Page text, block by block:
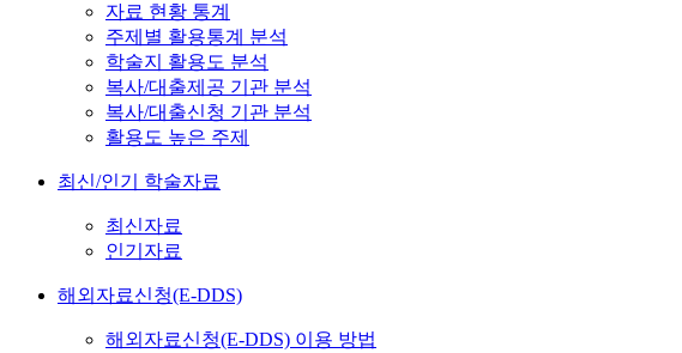
자료 현황 통계
주제별 활용통계 분석
학술지 활용도 분석
복사/대출제공 기관 분석
복사/대출신청 기관 분석
활용도 높은 주제
최신/인기 학술자료
최신자료
인기자료
해외자료신청(E-DDS)
해외자료신청(E-DDS) 이용 방법